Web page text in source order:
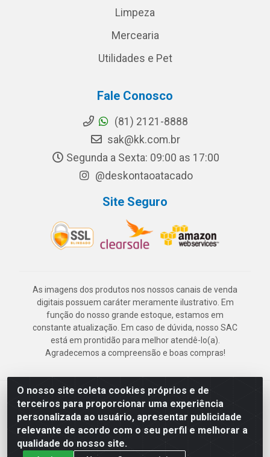
O nosso site coleta cookies próprios e de
terceiros para proporcionar uma experiência
personalizada ao usuário, apresentar publicidade
relevante de acordo com o seu perfil e melhorar a
qualidade do nosso site.
Limpeza
Mercearia
Utilidades e Pet
Fale Conosco
(81) 2121-8888
sak@kk.com.br
Segunda a Sexta: 09:00 as 17:00
@deskontaoatacado
Site Seguro
As imagens dos produtos nos nossos canais de venda
digitais possuem caráter meramente ilustrativo. Em
função do nosso grande estoque, estamos em
constante atualização. Em caso de dúvida, nosso SAC
está em prontidão para melhor atendê-lo(a).
Agradecemos a compreensão e boas compras!
Deskontão Atacado - Av. Marechal Mascarenhas de Morais, 2471 -
Imbiribeira - Recife/PE - CEP 51.150-001 - CNPJ 24.150.377/0003-
57